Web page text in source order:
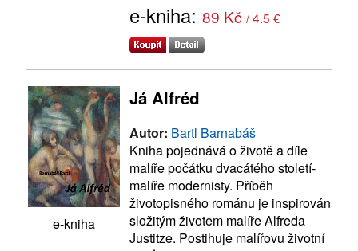
e-kniha: 89 Kč / 4.5 €
e-kniha
Já Alfréd
Autor: Bartl Barnabáš
Kniha pojednává o životě a díle
malíře počátku dvacátého století-
malíře modernisty. Příběh
životopisného románu je inspirován
složitým životem malíře Alfreda
Justitze. Postihuje malířovu životní